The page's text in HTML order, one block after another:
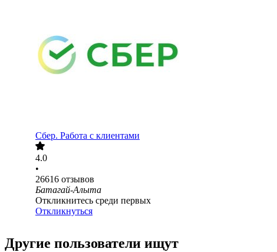
Сбер. Работа с клиентами
4.0
•
26616 отзывов
Батагай-Алыта
Откликнитесь среди первых
Откликнуться
Другие пользователи ищут